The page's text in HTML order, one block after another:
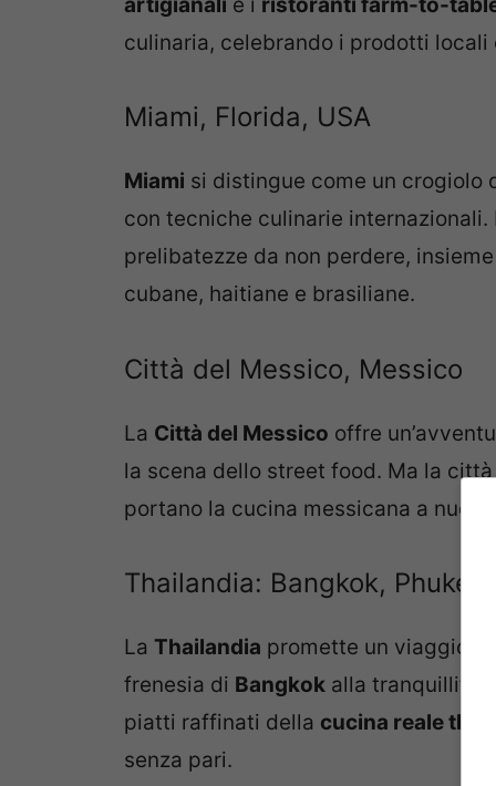
culinaria, celebrando i prodotti locali
Miami, Florida, USA
Miami si distingue come un crogiolo
con tecniche culinarie internazionali.
prelibatezze da non perdere,
cubane, haitiane e brasiliane.
Città del Messico, Messico
La Città del Messico offre
la scena dello street food. Ma la
portano la cucina messicana a nuovi
Thailandia: Bangkok, Phuket
La Thailandia promette un viaggio
frenesia di Bangkok alla tranquillità
piatti raffinati della cucina reale
senza pari.